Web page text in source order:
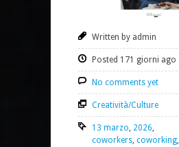
Written by admin
Posted 171 giorni ago
No comments yet
Creatività/Culture
13 marzo, 2026,
coworkers, coworking,